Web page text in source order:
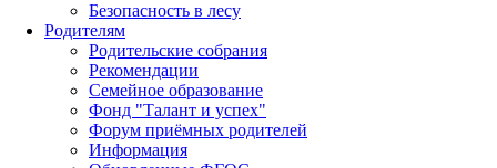
Безопасность в лесу
Родителям
Родительские собрания
Рекомендации
Семейное образование
Фонд "Талант и успех"
Форум приёмных родителей
Информация